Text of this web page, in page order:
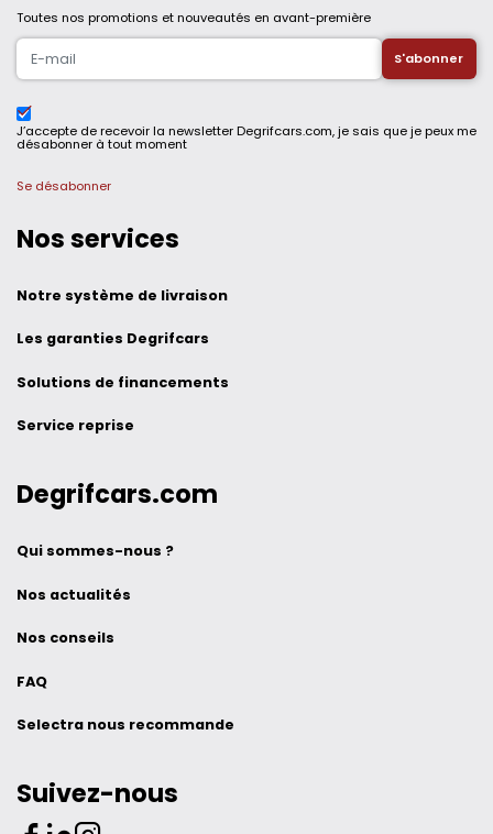
Toutes nos promotions et nouveautés en avant-première
J’accepte de recevoir la newsletter Degrifcars.com, je sais que je peux me
désabonner à tout moment
Se désabonner
Nos services
Notre système de livraison
Les garanties Degrifcars
Solutions de financements
Service reprise
Degrifcars.com
Qui sommes-nous ?
Nos actualités
Nos conseils
FAQ
Selectra nous recommande
Suivez-nous